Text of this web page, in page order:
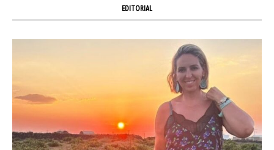
EDITORIAL